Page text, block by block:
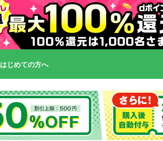
はじめての方へ